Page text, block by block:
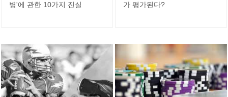
병'에 관한 10가지 진실
가 평가된다?